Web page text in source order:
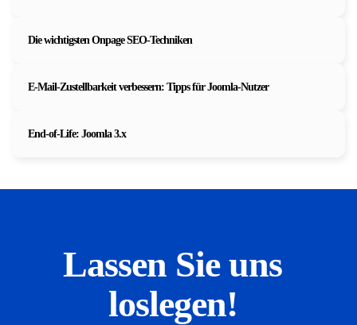
Die wichtigsten Onpage SEO-Techniken
E-Mail-Zustellbarkeit verbessern: Tipps für Joomla-Nutzer
End-of-Life: Joomla 3.x
Lassen Sie uns
loslegen!